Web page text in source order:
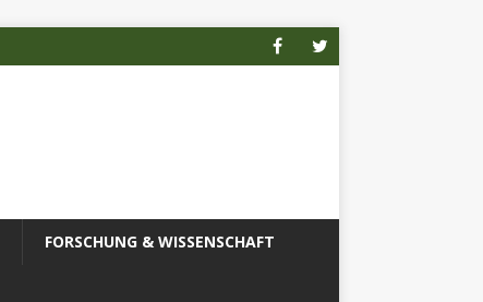
FORSCHUNG & WISSENSCHAFT